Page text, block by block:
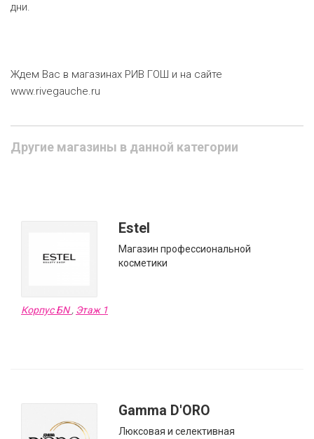
дни.
Ждем Вас в магазинах РИВ ГОШ и на сайте
www.rivegauche.ru
Другие магазины в данной категории
Estel
Магазин профессиональной
косметики
Корпус БN, Этаж 1
Gamma D'ORO
Люксовая и селективная